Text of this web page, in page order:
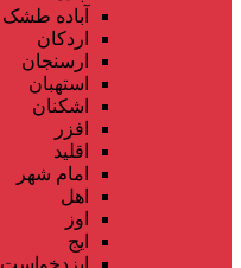
آباده طشک
اردکان
ارسنجان
استهبان
اشکنان
افزر
اقلید
امام شهر
اهل
اوز
ایج
ایزدخواست